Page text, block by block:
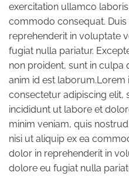
exercitation ullamco
commodo consequat.
reprehenderit in voluptate
fugiat nulla pariatur.
non proident, sunt in culpa
anim id est
consectetur adipiscing
incididunt ut labore et
minim veniam, quis
nisi ut aliquip ex ea
dolor in reprehenderit in
dolore eu fugiat nulla